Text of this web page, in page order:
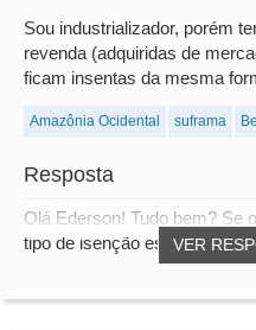
Sou industrializador, porém
revenda (adquiridas de
ficam insentas da mesma
Amazônia Ocidental suframa
Resposta
VER
Olá Ederson! Tudo bem? Se
tipo de isenção específica no